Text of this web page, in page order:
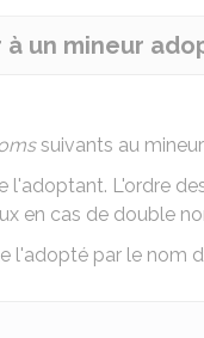
un mineur
suivants au
l'adoptant. L'ordre
en cas de double
l'adopté par le nom